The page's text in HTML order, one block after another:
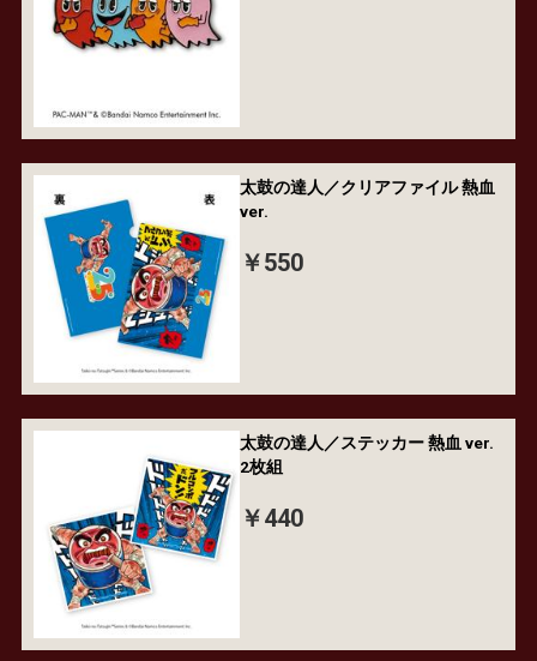
太鼓の達人／クリアファイル 熱血
ver.
￥550
太鼓の達人／ステッカー 熱血 ver.
2枚組
￥440